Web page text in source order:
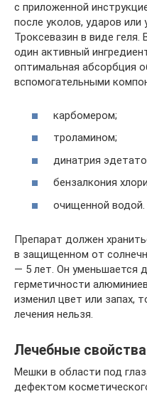
с приложенной
после уколов, ударов или
Троксевазин в виде геля.
один активный
оптимальная абсорбция
вспомогательными
карбомером;
троламином;
динатрия
бензалкония
очищенной водой.
Препарат должен
в защищенном от
— 5 лет. Он уменьшается
герметичности
изменил цвет или запах,
лечения нельзя.
Лечебные
Мешки в области под
дефектом